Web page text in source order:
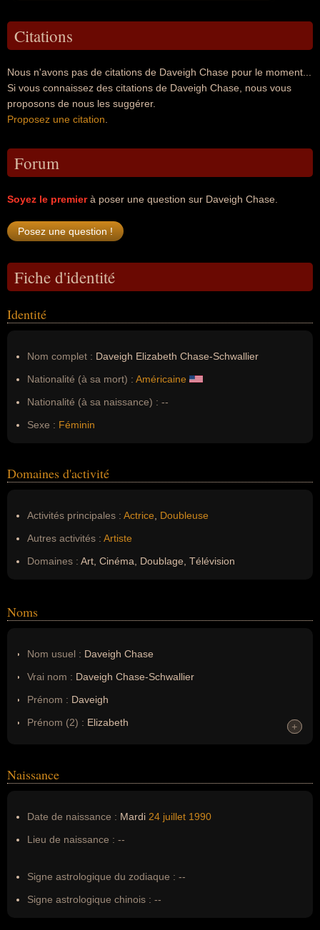
Citations
Nous n'avons pas de citations de Daveigh Chase pour le moment...
Si vous connaissez des citations de Daveigh Chase, nous vous
proposons de nous les suggérer.
Proposez une citation
Forum
Soyez le premierà poser une question sur Daveigh Chase.
Fiche d'identité
Identité
Nom complet : Daveigh Elizabeth Chase-Schwallier
Nationalité (à sa mort) : Américaine
Nationalité (à sa naissance) : --
Sexe : Féminin
Domaines d'activité
Activités principales : Actrice
Doubleuse
Autres activités : Artiste
Domaines : Art, Cinéma, Doublage, Télévision
Noms
Nom usuel : Daveigh Chase
Vrai nom : Daveigh Chase-Schwallier
Prénom : Daveigh
Prénom (2) : Elizabeth
Erreurs d'écriture : --
+
+
Naissance
Date de naissance : Mardi 24 juillet 1990
Lieu de naissance : --
Signe astrologique du zodiaque : --
Signe astrologique chinois : --